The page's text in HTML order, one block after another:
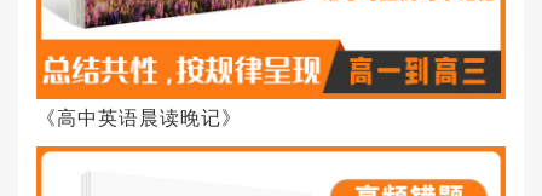
《高中英语晨读晚记》